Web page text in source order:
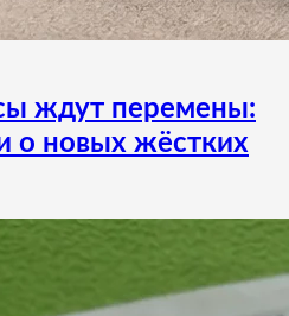
ждут перемены:
о новых жёстких